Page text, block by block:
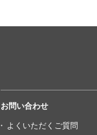
お問い合わせ
よくいただくご質問